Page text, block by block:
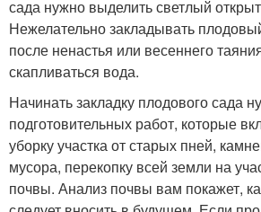
сада нужно выделить светлый
Нежелательно закладывать
после ненастья или весеннего
скапливаться вода.
Начинать закладку плодового сада
подготовительных работ, которые
уборку участка от старых пней,
мусора, перекопку всей земли на
почвы. Анализ почвы вам покажет,